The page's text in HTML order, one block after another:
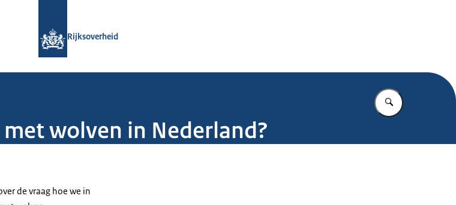
Rijksoverheid
Vul in wat u
wolven in Nederland?
de vraag hoe we in